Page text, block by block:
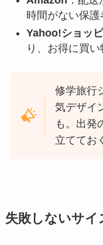
時間がない保護
Yahoo!ショッ
り、お得に買い
修学旅行
気デザイ
も。出発
立ててお
失敗しないサイ